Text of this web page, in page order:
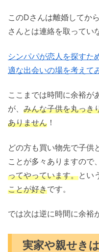
このDさんは離婚してか
さんとは連絡を取ってい
シンパパが恋人を探すた
適な出会いの場を考えて
ここまでは時間に余裕が
が、 みんな子供を丸っき
ありません ！
どの方も買い物先で子供
ことが多々ありますので、
ってやっています。とい
ことが好きです。
では次は逆に時間に余裕
実家や親せき